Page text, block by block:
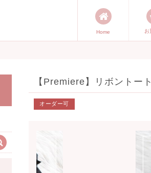
才能発信します。
Home お
【Premiere】リボントー
オーダー可